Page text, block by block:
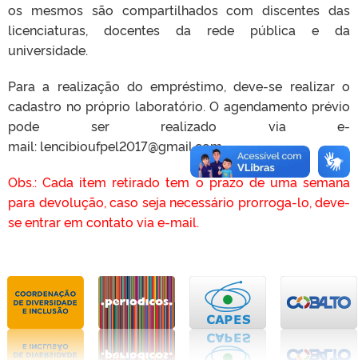
os mesmos são compartilhados com discentes das
licenciaturas, docentes da rede pública e da
universidade.
Para a realização do empréstimo, deve-se realizar o
cadastro no próprio laboratório. O agendamento prévio
pode ser realizado via e-
mail: lencibioufpel2017@gmail.com
Obs.: Cada item retirado tem o prazo de uma semana
para devolução, caso seja necessário prorroga-lo, deve-
se entrar em contato via e-mail.